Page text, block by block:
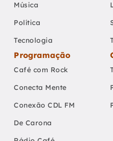
Música
Política
Tecnologia
Programação
Café com Rock
Conecta Mente
Conexão CDL FM
De Carona